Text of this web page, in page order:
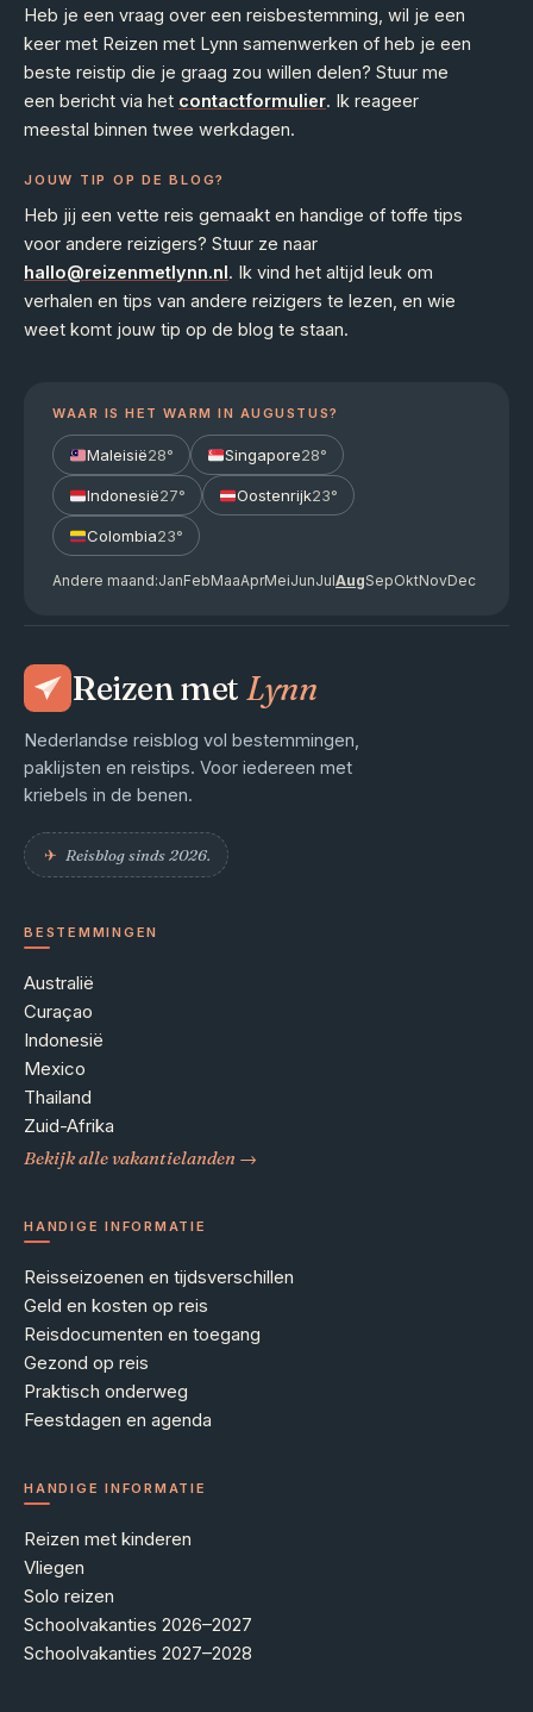
Heb je een vraag over een reisbestemming, wil je een
keer met Reizen met Lynn samenwerken of heb je een
beste reistip die je graag zou willen delen? Stuur me
een bericht via het contactformulier. Ik reageer
meestal binnen twee werkdagen.
JOUW TIP OP DE BLOG?
Heb jij een vette reis gemaakt en handige of toffe tips
voor andere reizigers? Stuur ze naar
hallo@reizenmetlynn.nl. Ik vind het altijd leuk om
verhalen en tips van andere reizigers te lezen, en wie
weet komt jouw tip op de blog te staan.
WAAR IS HET WARM IN AUGUSTUS?
Maleisië28° Singapore28°
Indonesië27° Oostenrijk23°
Colombia23°
Andere maand:JanFebMaaAprMeiJunJulAugSepOktNovDec
Reizen met Lynn
Nederlandse reisblog vol bestemmingen,
paklijsten en reistips. Voor iedereen met
kriebels in de benen.
✈︎ Reisblog sinds 2026.
BESTEMMINGEN
Australië
Curaçao
Indonesië
Mexico
Thailand
Zuid-Afrika
Bekijk alle vakantielanden →
HANDIGE INFORMATIE
Reisseizoenen en tijdsverschillen
Geld en kosten op reis
Reisdocumenten en toegang
Gezond op reis
Praktisch onderweg
Feestdagen en agenda
HANDIGE INFORMATIE
Reizen met kinderen
Vliegen
Solo reizen
Schoolvakanties 2026–2027
Schoolvakanties 2027–2028